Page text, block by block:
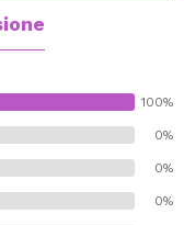
100%
0%
0%
0%